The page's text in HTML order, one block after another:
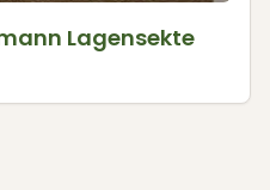
Lagensekte